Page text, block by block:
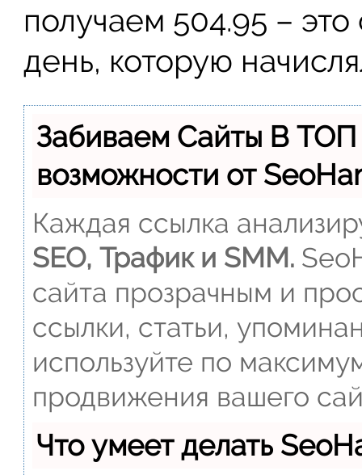
получаем 504.95 – это
день, которую
Забиваем Сайты В
возможности от
Каждая ссылка
SEO, Трафик и SMM.
сайта прозрачным и
ссылки, статьи,
используйте по
продвижения вашего
Что умеет делать